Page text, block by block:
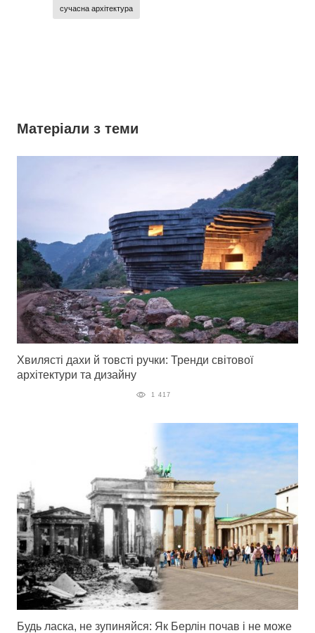
сучасна архітектура
Матеріали з теми
Хвилясті дахи й товсті ручки: Тренди світової
архітектури та дизайну
1 417
Будь ласка, не зупиняйся: Як Берлін почав і не може